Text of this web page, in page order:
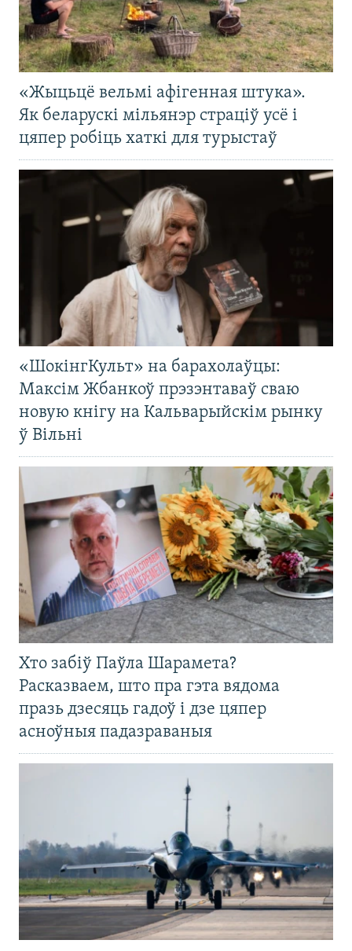
«Жыцьцё вельмі афігенная штука».
Як беларускі мільянэр страціў усё і
цяпер робіць хаткі для турыстаў
«ШокінгКульт» на барахолаўцы:
Максім Жбанкоў прэзэнтаваў сваю
новую кнігу на Кальварыйскім рынку
ў Вільні
Хто забіў Паўла Шарамета?
Расказваем, што пра гэта вядома
празь дзесяць гадоў і дзе цяпер
асноўныя падазраваныя